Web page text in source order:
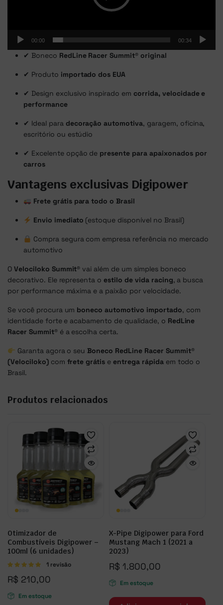
00:00 00:34
✔ Boneco RedLine Racer Summit® original
✔ Produto importado dos EUA
✔ Design exclusivo inspirado em corrida, velocidade e
performance
✔ Ideal para decoração automotiva, garagem, oficina,
escritório ou estúdio
✔ Excelente opção de presente para apaixonados por
carros
Vantagens exclusivas Digipower
Frete grátis para todo o Brasil
Envio imediato (estoque disponível no Brasil)
Compra segura com empresa referência no mercado
automotivo
O Velociloko Summit® vai além de um simples boneco
decorativo. Ele representa o estilo de vida racing, a busca
por performance máxima e a paixão por velocidade.
Se você procura um boneco automotivo importado, com
identidade forte e acabamento de qualidade, o RedLine
Racer Summit®é a escolha certa.
Garanta agora o seuBoneco RedLine Racer Summit®
(Velociloko)com frete grátis e entrega rápidaem todo o
Brasil.
Produtos relacionados
Otimizador de
Combustíveis Digipower –
100ml (6 unidades)
Avaliação
1 revisão
R$ 210,00
Em estoque
X-Pipe Digipower para Ford
Mustang Mach 1 (2021 a
2023)
R$ 1.800,00
Em estoque